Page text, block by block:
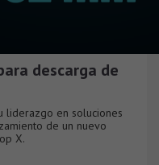
descarga de
liderazgo en soluciones
de un nuevo
X.